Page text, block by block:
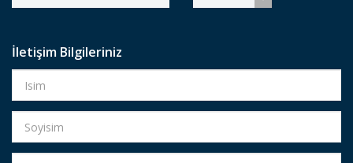
İletişim Bilgileriniz